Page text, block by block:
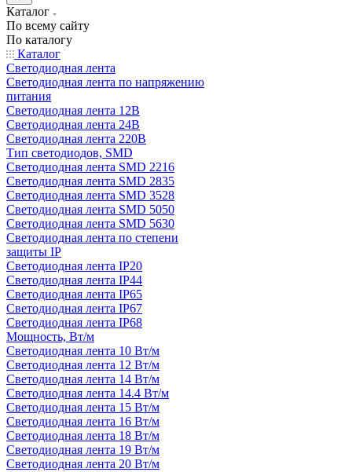
Каталог
По всему сайту
По каталогу
Каталог
Светодиодная лента
Светодиодная лента по напряжению
питания
Светодиодная лента 12В
Светодиодная лента 24В
Светодиодная лента 220В
Тип светодиодов, SMD
Cветодиодная лента SMD 2216
Светодиодная лента SMD 2835
Светодиодная лента SMD 3528
Светодиодная лента SMD 5050
Светодиодная лента SMD 5630
Светодиодная лента по степени
защиты IP
Светодиодная лента IP20
Светодиодная лента IP44
Светодиодная лента IP65
Светодиодная лента IP67
Светодиодная лента IP68
Мощность, Вт/м
Светодиодная лента 10 Вт/м
Светодиодная лента 12 Вт/м
Светодиодная лента 14 Вт/м
Светодиодная лента 14.4 Вт/м
Светодиодная лента 15 Вт/м
Светодиодная лента 16 Вт/м
Светодиодная лента 18 Вт/м
Светодиодная лента 19 Вт/м
Светодиодная лента 20 Вт/м